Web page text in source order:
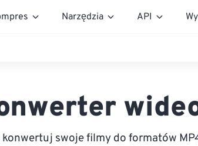
Narzędzia API
swoje filmy do formatów